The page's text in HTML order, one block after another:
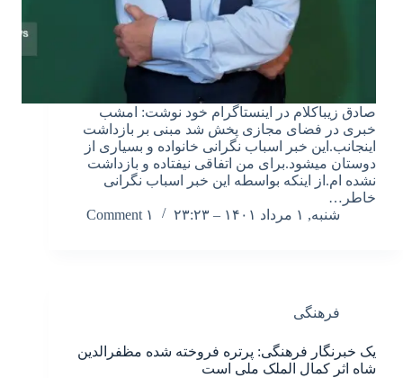
صادق زیباکلام در اینستاگرام خود نوشت: امشب
خبری در فضای مجازی پخش شد مبنی بر بازداشت
اینجانب.این خبر اسباب نگرانی خانواده و بسیاری از
دوستان میشود.برای من اتفاقی نیفتاده و بازداشت
نشده ام.از اینکه بواسطه این خبر اسباب نگرانی
خاطر…
شنبه, ۱ مرداد ۱۴۰۱ – ۲۳:۲۳
۱ Comment
فرهنگی
یک خبرنگار فرهنگی: پرتره فروخته شده مظفرالدین
شاه اثر کمال الملک ملی است